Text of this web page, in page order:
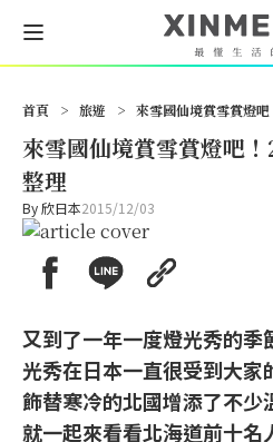
首頁 > 旅遊 > 來雪國仙境賞雪賞燈
來雪國仙境賞雪賞燈吧
整理
By欣日本2015/12/03
又到了一年一度燈光秀的季
光秀在日本一直很受到大
飾替寒冷的北國增添了不少
就一起來看看北海道前十名